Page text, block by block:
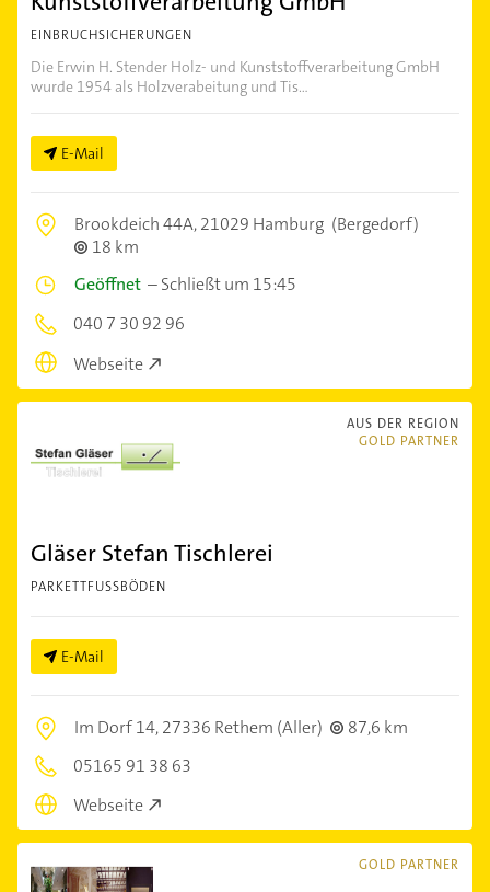
EINBRUCHSICHERUNGEN
Die Erwin H. Stender Holz- und Kunststoffverarbeitung GmbH
wurde 1954 als Holzverabeitung und Tis...
E-Mail
Brookdeich 44A,21029 Hamburg (Bergedorf)
18 km
Geöffnet –Schließt um 15:45
040 7 30 92 96
Webseite
AUS DER REGION
GOLD PARTNER
Gläser Stefan Tischlerei
PARKETTFUSSBÖDEN
E-Mail
Im Dorf 14,27336 Rethem (Aller)
87,6 km
05165 91 38 63
Webseite
GOLD PARTNER